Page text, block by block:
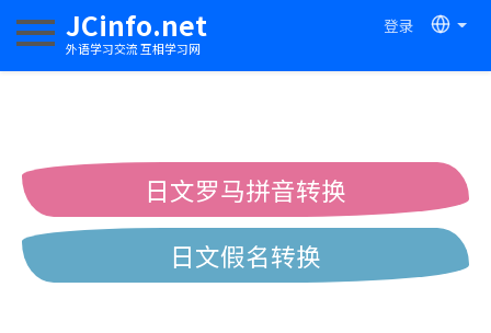
JCinfo.net
外语学习交流 互相学习网
登录
切换导航
日文罗马拼音转换
日文假名转换